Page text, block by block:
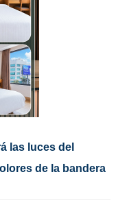
las luces del
de la bandera